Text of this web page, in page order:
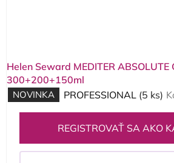
v
Helen Seward MEDITER ABSOLUTE
300+200+150ml
NOVINKA PROFESSIONAL (5 ks)
REGISTROVAŤ SA AKO